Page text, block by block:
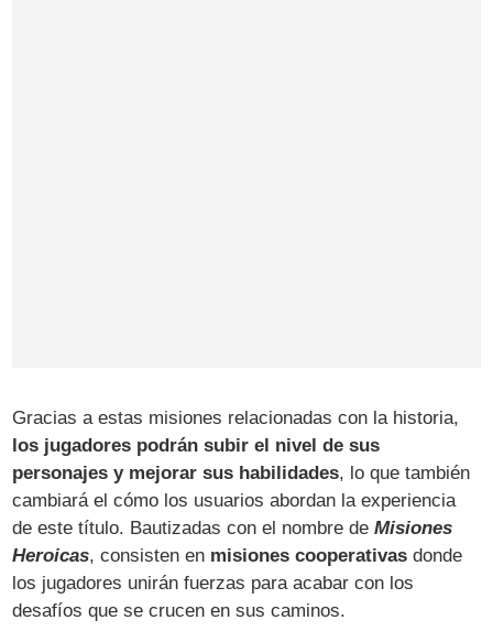
Gracias a estas misiones relacionadas con la historia,
los jugadores podrán subir el nivel de sus
personajes y mejorar sus habilidades, lo que también
cambiará el cómo los usuarios abordan la experiencia
de este título. Bautizadas con el nombre deMisiones
Heroicas, consisten en misiones cooperativas donde
los jugadores unirán fuerzas para acabar con los
desafíos que se crucen en sus caminos.